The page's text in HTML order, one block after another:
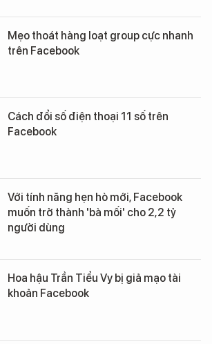
Mẹo thoát hàng loạt group cực nhanh
trên Facebook
Cách đổi số điện thoại 11 số trên
Facebook
Với tính năng hẹn hò mới, Facebook
muốn trở thành 'bà mối' cho 2,2 tỷ
người dùng
Hoa hậu Trần Tiểu Vy bị giả mạo tài
khoản Facebook